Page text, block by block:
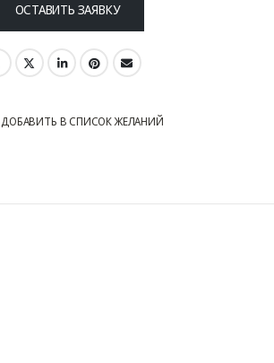
ОСТАВИТЬ ЗАЯВКУ
ДОБАВИТЬ В СПИСОК ЖЕЛАНИЙ